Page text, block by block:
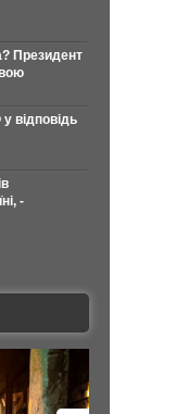
Президент
відповідь
-